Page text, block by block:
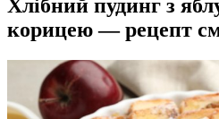
Хлібний пудинг з
корицею — рецепт